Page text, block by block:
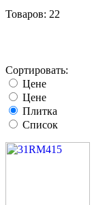
Товаров: 22
Сортировать:
Цене
Цене
Плитка
Список